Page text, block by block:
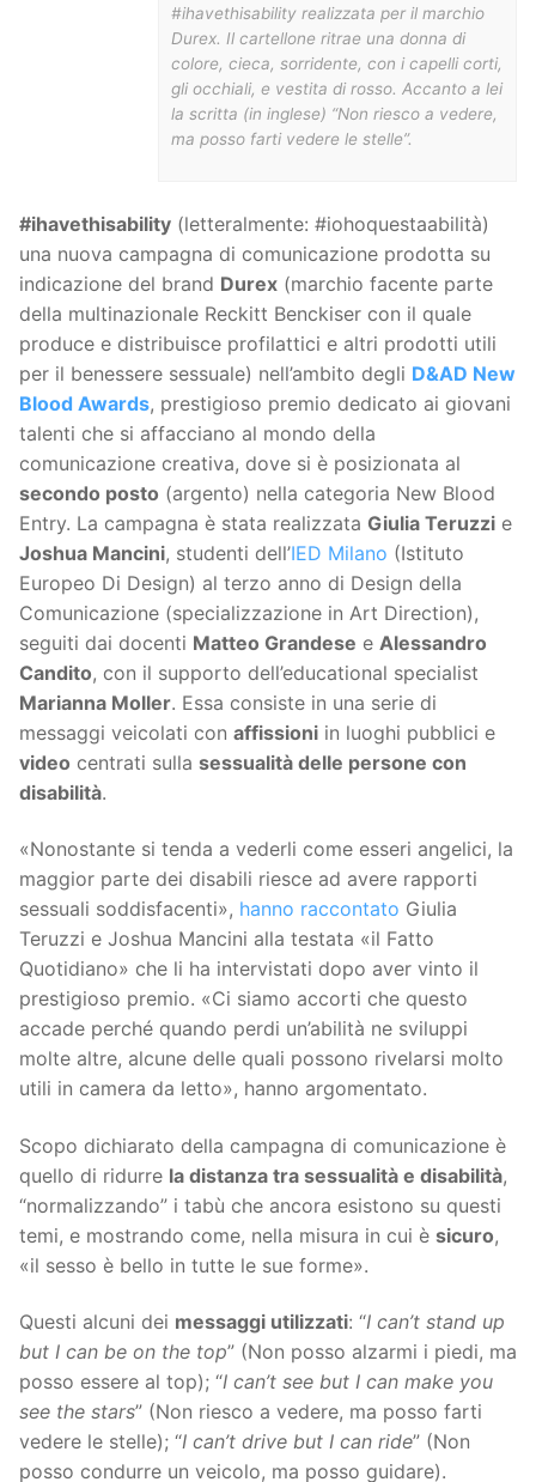
#ihavethisability realizzata per il marchio
Durex. Il cartellone ritrae una donna di
colore, cieca, sorridente, con i capelli corti,
gli occhiali, e vestita di rosso. Accanto a lei
la scritta (in inglese) “Non riesco a vedere,
ma posso farti vedere le stelle”.
#ihavethisability (letteralmente: #iohoquestaabilità)
una nuova campagna di comunicazione prodotta su
indicazione del brand Durex (marchio facente parte
della multinazionale Reckitt Benckiser con il quale
produce e distribuisce profilattici e altri prodotti utili
per il benessere sessuale) nell’ambito degli D&AD New
Blood Awards, prestigioso premio dedicato ai giovani
talenti che si affacciano al mondo della
comunicazione creativa, dove si è posizionata al
secondo posto (argento) nella categoria New Blood
Entry. La campagna è stata realizzata Giulia Teruzzi e
Joshua Mancini, studenti dell’IED Milano (Istituto
Europeo Di Design) al terzo anno di Design della
Comunicazione (specializzazione in Art Direction),
seguiti dai docenti Matteo Grandese e Alessandro
Candito, con il supporto dell’educational specialist
Marianna Moller. Essa consiste in una serie di
messaggi veicolati con affissioni in luoghi pubblici e
video centrati sulla sessualità delle persone con
disabilità.
«Nonostante si tenda a vederli come esseri angelici, la
maggior parte dei disabili riesce ad avere rapporti
sessuali soddisfacenti», hanno raccontato Giulia
Teruzzi e Joshua Mancini alla testata «il Fatto
Quotidiano» che li ha intervistati dopo aver vinto il
prestigioso premio. «Ci siamo accorti che questo
accade perché quando perdi un’abilità ne sviluppi
molte altre, alcune delle quali possono rivelarsi molto
utili in camera da letto», hanno argomentato.
Scopo dichiarato della campagna di comunicazione è
quello di ridurre la distanza tra sessualità e disabilità,
“normalizzando” i tabù che ancora esistono su questi
temi, e mostrando come, nella misura in cui è sicuro,
«il sesso è bello in tutte le sue forme».
Questi alcuni dei messaggi utilizzati: “I can’t stand up
but I can be on the top” (Non posso alzarmi i piedi, ma
posso essere al top); “I can’t see but I can make you
see the stars” (Non riesco a vedere, ma posso farti
vedere le stelle); “I can’t drive but I can ride” (Non
posso condurre un veicolo, ma posso guidare).